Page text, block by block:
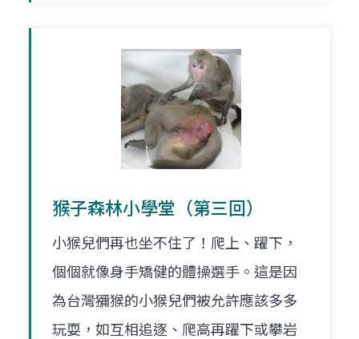
猴子森林小學堂（第三回）
小猴兒們再也坐不住了！爬上、躍下，
個個就像身手矯健的體操選手。這是因
為台灣獼猴的小猴兒們被允許應該多多
玩耍，如互相追逐、爬高再躍下或攀岩